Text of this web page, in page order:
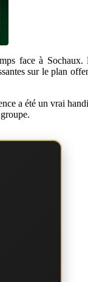
face à
sur le plan
a été un vrai